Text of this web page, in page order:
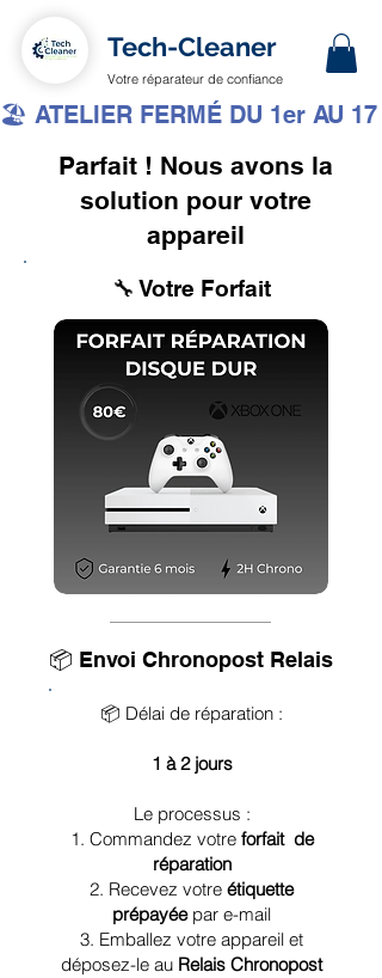
Tech-Cleaner
Votre réparateur de confiance
🏖️ ATELIER FERMÉ DU 1er AU
Parfait ! Nous avons la
solution pour votre
appareil
🔧 Votre Forfait
📦 Envoi Chronopost Relais
📦 Délai de réparation :
1 à 2 jours
Le processus :
1. Commandez votre forfait de
réparation
2. Recevez votre étiquette
prépayéepar e-mail
3. Emballez votre appareil et
déposez-le au Relais Chronopost